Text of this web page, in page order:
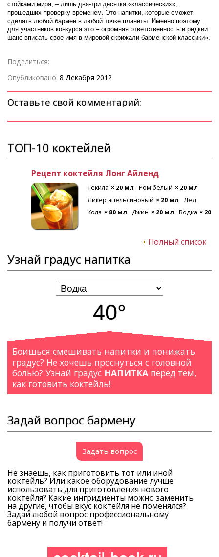
стойками мира, – лишь два-три десятка «классических»,
прошедших проверку временем. Это напитки, которые сможет
сделать любой бармен в любой точке планеты. Именно поэтому
для участников конкурса это – огромная ответственность и редкий
шанс вписать свое имя в мировой скрижали барменской классики».
Поделиться:
Опубликовано: 8 Декабря 2012
Оставьте свой комментарий:
ТОП-10 коктейлей
Рецепт коктейля Лонг Айленд
Текила × 20 мл Ром белый × 20 мл
Ликер апельсиновый × 20 мл
Лед
Кола
× 80 мл Джин × 20 мл Водка × 20 мл
Полный список
Узнай градус напитка
40°
Боишься смешивать напитки и понижать
градус? Не хочешь проснуться с головной
болью? Узнай градус НАПИТКА перед тем,
как готовить коктейль!
Задай вопрос бармену
Задать вопрос
Не знаешь, как приготовить тот или иной
коктейль? Или какое оборудование лучше
использовать для приготовления нового
коктейля? Какие ингридиенты можно заменить
на другие, чтобы вкус коктейля не поменялся?
Задай любой вопрос профессиональному
бармену и получи ответ!